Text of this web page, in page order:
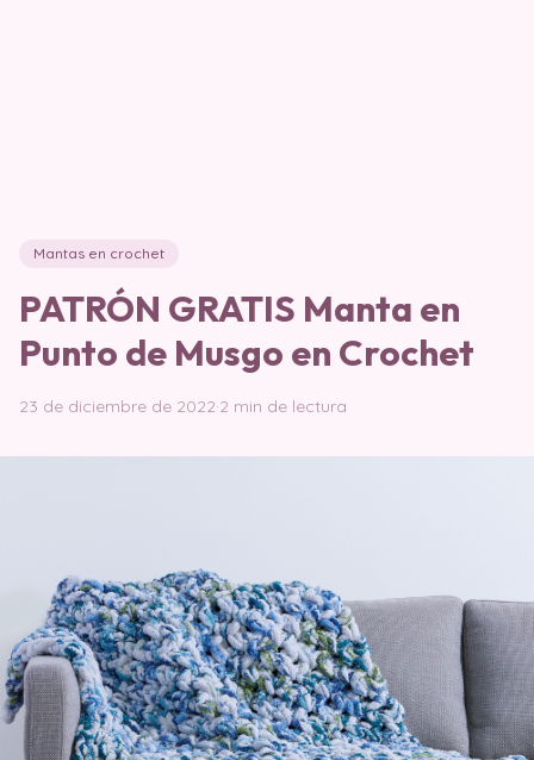
Mantas en crochet
PATRÓN GRATIS Manta en
Punto de Musgo en Crochet
23 de diciembre de 2022·2 min de lectura